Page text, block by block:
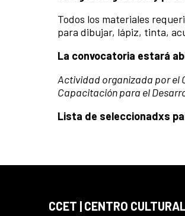
Todos los materiales
para dibujar, lápiz, tinta,
La convocatoria estará
Actividad organizada por el
Capacitación para el
Lista de seleccionadxs
CCET | CENTRO